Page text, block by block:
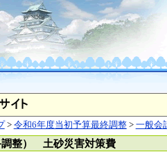
> 令和6年度当初予算最終調整> 一般会
調整） 土砂災害対策費